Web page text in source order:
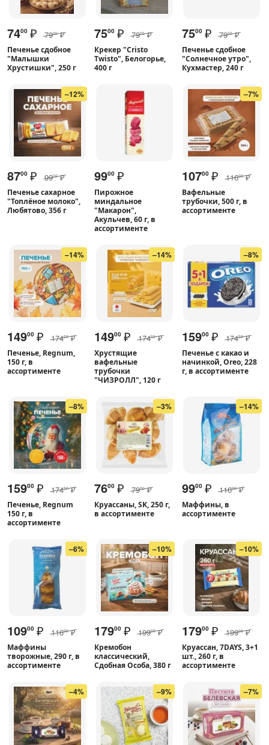
7400 ₽ 7900 ₽
Печенье сдобное
"Малышки
Хрустишки", 250 г
7500 ₽ 7900 ₽
Крекер "Cristo
Twisto", Белогорье,
400 г
7500 ₽ 7900 ₽
Печенье сдобное
"Солнечное утро",
Кухмастер, 240 г
–12%
8700 ₽ 9900 ₽
Печенье сахарное
"Топлёное молоко",
Любятово, 356 г
9900 ₽
Пирожное
миндальное
"Макарон",
Акульчев, 60 г, в
ассортименте
–7%
10700 ₽ 11600 ₽
Вафельные
трубочки, 500 г, в
ассортименте
–14%
14900 ₽ 17450 ₽
Печенье, Regnum,
150 г, в
ассортименте
–14%
14900 ₽ 17450 ₽
Хрустящие
вафельные
трубочки
"ЧИЗРОЛЛ", 120 г
–8%
15900 ₽ 17450 ₽
Печенье с какао и
начинкой, Oreo, 228
г, в ассортименте
–8%
15900 ₽ 17450 ₽
Печенье, Regnum
150 г, в
ассортименте
–3%
7600 ₽ 7900 ₽
Круассаны, SK, 250 г,
в ассортименте
–14%
9900 ₽ 11600 ₽
Маффины, в
ассортименте
–6%
10900 ₽ 11600 ₽
Маффины
творожные, 290 г, в
ассортименте
–10%
17900 ₽ 19900 ₽
Кремобон
классический,
Сдобная Особа, 380 г
–10%
17900 ₽ 19900 ₽
Круассан, 7DAYS, 3+1
шт., 260 г, в
ассортименте
–4% –9% –7%